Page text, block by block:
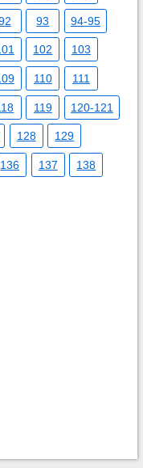
93 94-95
102 103
110 111
119 120-121
128 129
136 137 138